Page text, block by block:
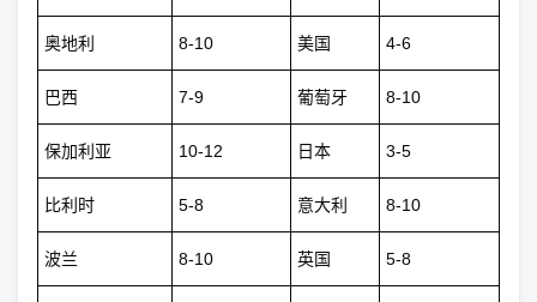
奥地利 8-10 美国 4-6
巴西 7-9 葡萄牙 8-10
保加利亚 10-12 日本 3-5
比利时 5-8 意大利 8-10
波兰 8-10 英国 5-8